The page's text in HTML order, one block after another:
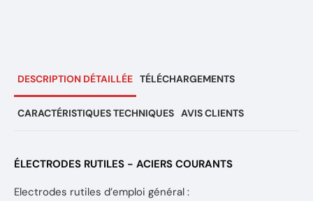
DESCRIPTION DÉTAILLÉE TÉLÉCHARGEMENTS
CARACTÉRISTIQUES TECHNIQUES AVIS CLIENTS
ÉLECTRODES RUTILES - ACIERS COURANTS
Electrodes rutiles d’emploi général :